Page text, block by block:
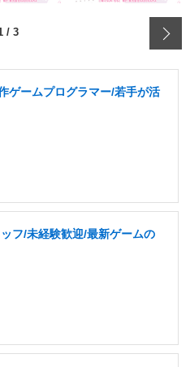
/ 3
ゲームプログラマー/若手が活
フ/未経験歓迎/最新ゲームの